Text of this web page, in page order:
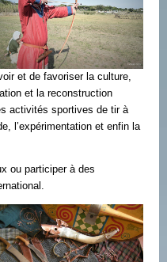
et de favoriser la culture,
et la reconstruction
activités sportives de tir à
l’expérimentation et enfin la
ou participer à des